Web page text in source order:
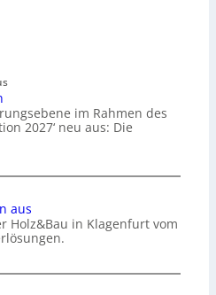
im Rahmen des
2027‘ neu aus: Die
aus
Holz&Bau in Klagenfurt vom